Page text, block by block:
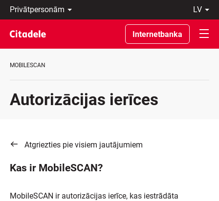
Privātpersonām
Uzņēmumiem
Private
Banking
Par
C
lv
Latviski
По-
русски
In
Internetbanka
MOBILESCAN
Autorizācijas ierīces
Atgriezties pie visiem jautājumiem
Kas ir MobileSCAN?
MobileSCAN ir autorizācijas ierīce, kas iestrādāta